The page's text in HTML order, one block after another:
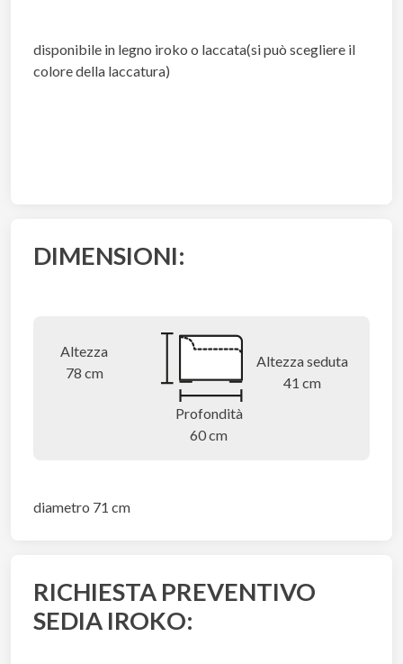
disponibile in legno iroko o laccata(si può scegliere il
colore della laccatura)
DIMENSIONI:
Altezza
78 cm
Profondità
60 cm
Altezza seduta
41 cm
diametro 71 cm
RICHIESTA PREVENTIVO
SEDIA IROKO: